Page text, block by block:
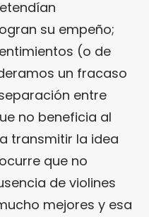
su empeño;
(o de
un fracaso
entre
no beneficia al
transmitir la idea
que no
de violines
mejores y esa